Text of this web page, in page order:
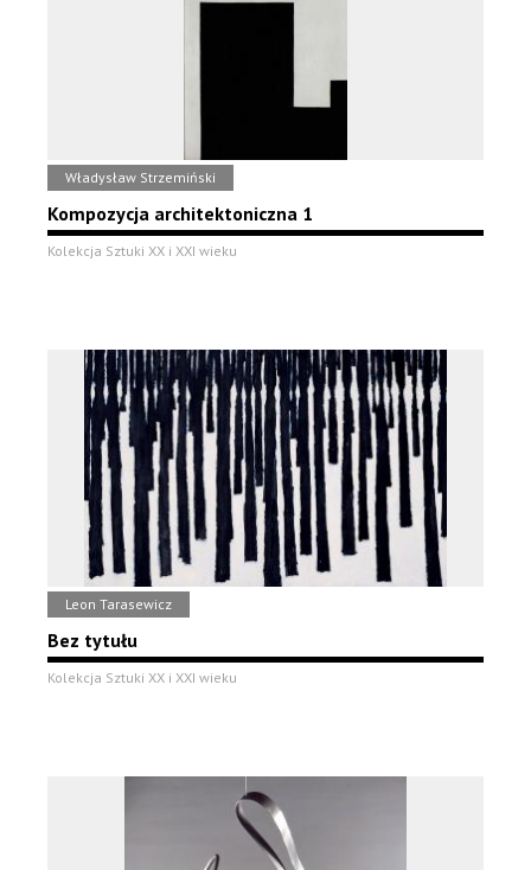
Władysław Strzemiński
Kompozycja architektoniczna 1
Kolekcja Sztuki XX i XXI wieku
Leon Tarasewicz
Bez tytułu
Kolekcja Sztuki XX i XXI wieku